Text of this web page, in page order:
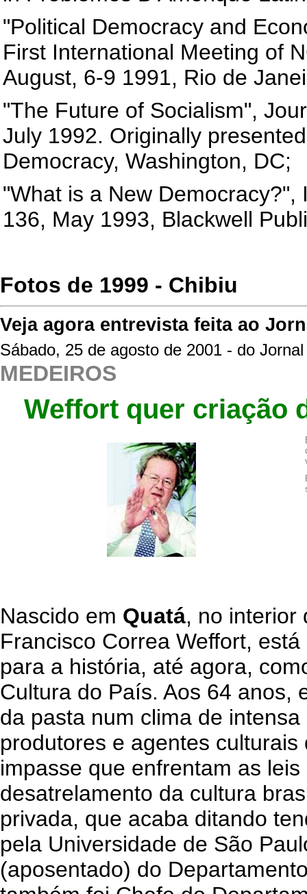
"Political Democracy and
First International Meeting of
August, 6-9 1991, Rio de
"The Future of Socialism",
July 1992. Originally
Democracy, Washington, DC;
"What is a New
136, May 1993, Blackwell
Fotos de 1999 - Chibiu
Veja agora entrevista feita ao
Sábado, 25 de agosto de 2001 - do
MEDEIROS
Weffort quer criação
Nascido em Quatá, no interior
Francisco Correa Weffort,
para a história, até agora,
Cultura do País. Aos 64 anos,
da pasta num clima de
produtores e agentes
impasse que enfrentam as
desatrelamento da cultura
privada, que acaba ditando
pela Universidade de São
(aposentado) do